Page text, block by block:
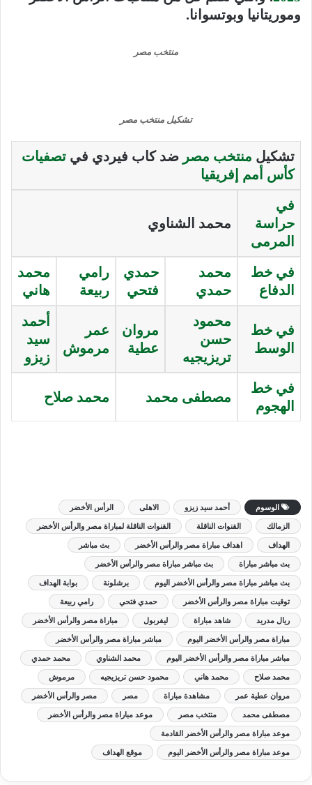
وموريتانيا وبوتسوانا.
منتخب مصر
تشكيل منتخب مصر
تشكيل منتخب مصر ضد كاب فيردي في تصفيات
كأس أمم إفريقيا
في
حراسة
المرمى
محمد الشناوي
في خط
الدفاع
محمد
حمدي
حمدي
فتحي
رامي
ربيعة
محمد
هاني
في خط
الوسط
محمود
حسن
تريزيجيه
مروان
عطية
عمر
مرموش
أحمد
سيد
زيزو
في خط
الهجوم
مصطفى محمد محمد صلاح
الوسوم أحمد سيد زيزو الاهلى الرأس الأخضر
الزمالك القنوات الناقلة القنوات الناقلة لمباراة مصر والرأس الأخضر
الهداف اهداف مباراة مصر والرأس الأخضر بث مباشر
بث مباشر مباراة بث مباشر مباراة مصر والرأس الأخضر
بث مباشر مباراة مصر والرأس الأخضر اليوم برشلونة بوابة الهداف
توقيت مباراة مصر والرأس الأخضر حمدي فتحي رامي ربيعة
ريال مدريد شاهد مباراة ليفربول مباراة مصر والرأس الأخضر
مباراة مصر والرأس الأخضر اليوم مباشر مباراة مصر والرأس الأخضر
مباشر مباراة مصر والرأس الأخضر اليوم محمد الشناوي محمد حمدي
محمد صلاح محمد هاني محمود حسن تريزيجيه مرموش
مروان عطية عمر مشاهدة مباراة مصر مصر والرأس الأخضر
مصطفى محمد منتخب مصر موعد مباراة مصر والرأس الأخضر
موعد مباراة مصر والرأس الأخضر القادمة
موعد مباراة مصر والرأس الأخضر اليوم موقع الهداف